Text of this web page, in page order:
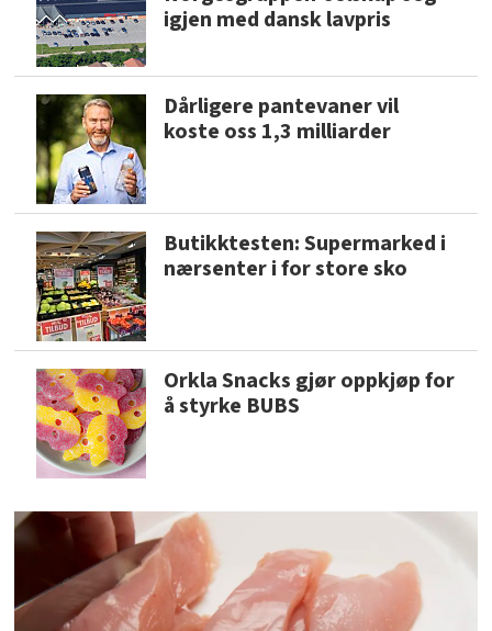
igjen med dansk lavpris
Dårligere pantevaner vil
koste oss 1,3 milliarder
Butikktesten: Supermarked i
nærsenter i for store sko
Orkla Snacks gjør oppkjøp for
å styrke BUBS